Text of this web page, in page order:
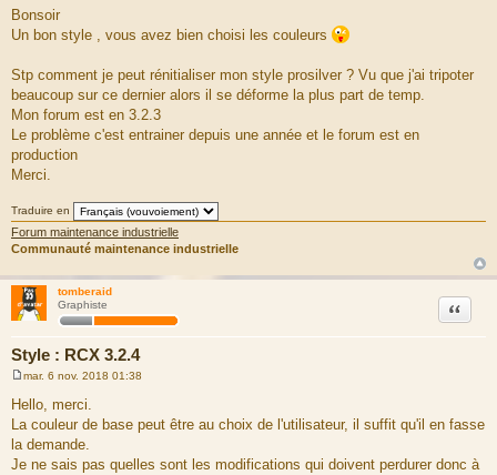
s
s
e
Bonsoir
Un bon style , vous avez bien choisi les couleurs
Stp comment je peut rénitialiser mon style prosilver ? Vu que j'ai tripoter
beaucoup sur ce dernier alors il se déforme la plus part de temp.
Mon forum est en 3.2.3
Le problème c'est entrainer depuis une année et le forum est en
production
Merci.
Traduire en
Forum maintenance industrielle
Communauté maintenance industrielle
tomberaid
Graphiste
Style : RCX 3.2.4
Citation
e
s
s
a
g
e
mar. 6 nov. 2018 01:38
Hello, merci.
La couleur de base peut être au choix de l'utilisateur, il suffit qu'il en fasse
la demande.
Je ne sais pas quelles sont les modifications qui doivent perdurer donc à